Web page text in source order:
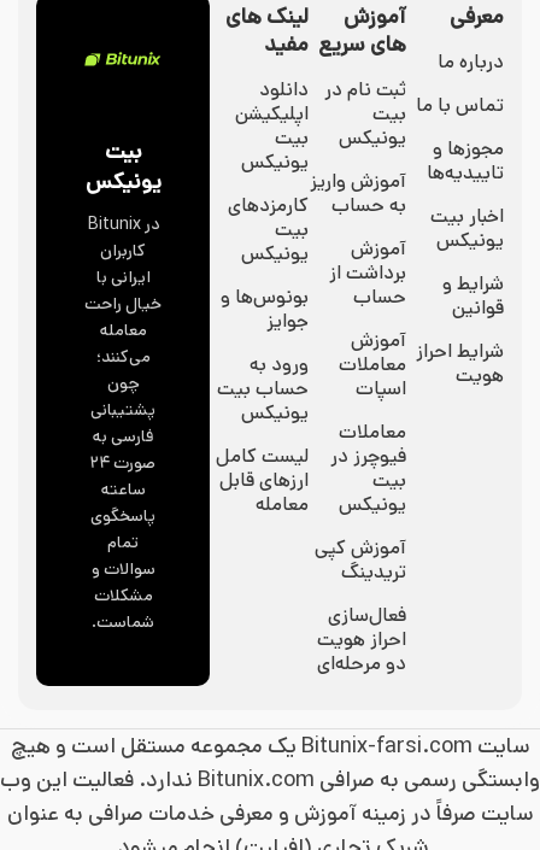
معرفی
درباره ما
تماس با ما
مجوزها و
تاییدیه‌ها
اخبار بیت
یونیکس
شرایط و
قوانین
شرایط احراز
هویت
آموزش
های سریع
ثبت نام در
بیت
یونیکس
آموزش واریز
به حساب
آموزش
برداشت از
حساب
آموزش
معاملات
اسپات
معاملات
فیوچرز در
بیت
یونیکس
آموزش کپی
تریدینگ
فعال‌سازی
احراز هویت
دو مرحله‌ای
لینک های
مفید
دانلود
اپلیکیشن
بیت
یونیکس
کارمزدهای
بیت
یونیکس
بونوس‌ها و
جوایز
ورود به
حساب بیت
یونیکس
لیست کامل
ارزهای قابل
معامله
بیت
یونیکس
در Bitunix
کاربران
ایرانی با
خیال راحت
معامله
می‌کنند؛
چون
پشتیبانی
فارسی به
صورت ۲۴
ساعته
پاسخگوی
تمام
سوالات و
مشکلات
شماست.
سایت Bitunix-farsi.com یک مجموعه مستقل است و هیچ
وابستگی رسمی به صرافی Bitunix.com ندارد. فعالیت این وب
سایت صرفاً در زمینه آموزش و معرفی خدمات صرافی به عنوان